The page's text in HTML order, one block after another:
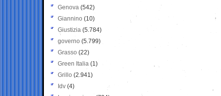
Genova (542)
Giannino (10)
Giustizia (5.784)
governo (5.799)
Grasso (22)
Green Italia (1)
Grillo (2.941)
Idv (4)